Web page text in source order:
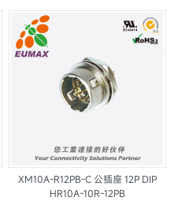
XM10A-R12PB-C 公插座 12P DIP
HR10A-10R-12PB